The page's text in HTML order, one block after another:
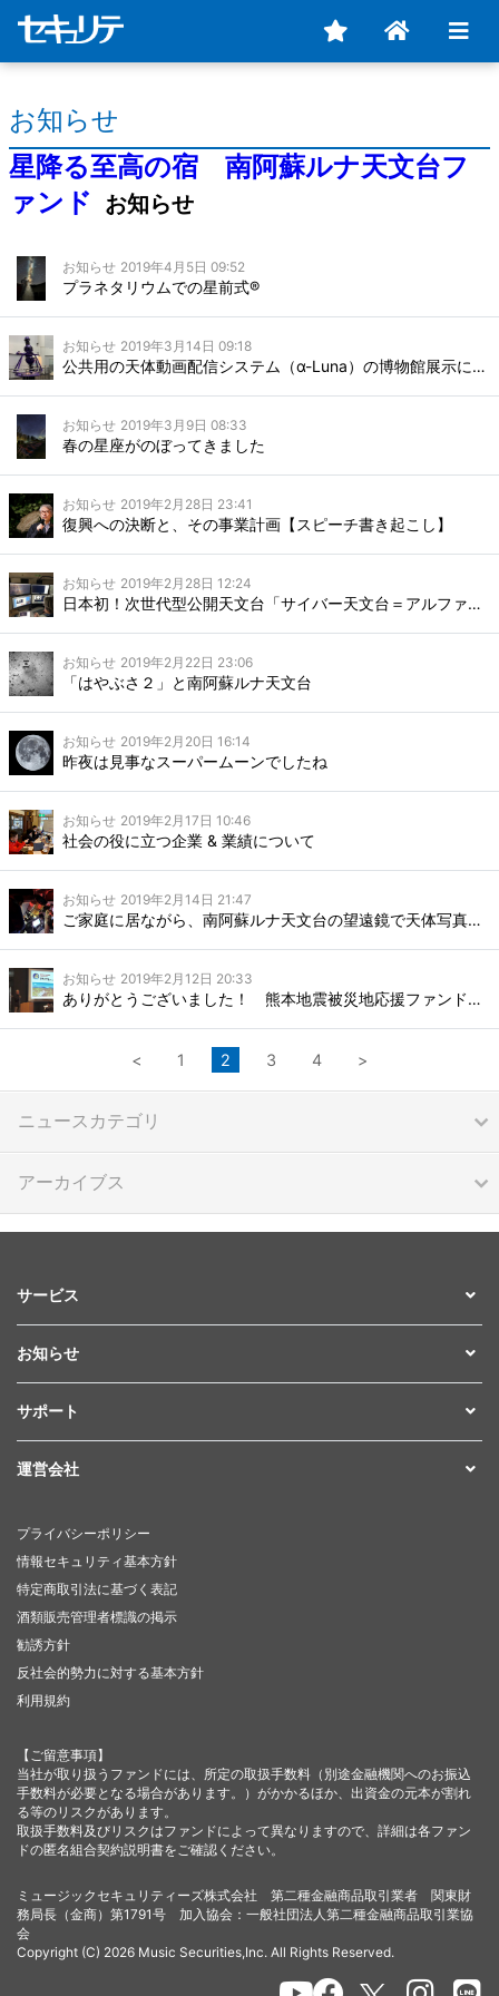
お知らせ
星降る至高の宿 南阿蘇ルナ天文台フ
ァンド
お知らせ
お知らせ 2019年4月5日 09:52
プラネタリウムでの星前式®
お知らせ 2019年3月14日 09:18
公共用の天体動画配信システム（α-Luna）の博物館展示に向けて
お知らせ 2019年3月9日 08:33
春の星座がのぼってきました
お知らせ 2019年2月28日 23:41
復興への決断と、その事業計画【スピーチ書き起こし】
お知らせ 2019年2月28日 12:24
日本初！次世代型公開天文台「サイバー天文台＝アルファ・ルナ システム」の実験始まる！
お知らせ 2019年2月22日 23:06
「はやぶさ２」と南阿蘇ルナ天文台
お知らせ 2019年2月20日 16:14
昨夜は見事なスーパームーンでしたね
お知らせ 2019年2月17日 10:46
社会の役に立つ企業 & 業績について
お知らせ 2019年2月14日 21:47
ご家庭に居ながら、南阿蘇ルナ天文台の望遠鏡で天体写真を！
お知らせ 2019年2月12日 20:33
ありがとうございました！ 熊本地震被災地応援ファンドセミナー（東京/大阪）
< 1 2 3 4 >
ニュースカテゴリ
アーカイブス
サービス
お知らせ
サポート
運営会社
プライバシーポリシー
情報セキュリティ基本方針
特定商取引法に基づく表記
酒類販売管理者標識の掲示
勧誘方針
反社会的勢力に対する基本方針
利用規約
【ご留意事項】
当社が取り扱うファンドには、所定の取扱手数料（別途金融機関へのお振込
手数料が必要となる場合があります。）がかかるほか、出資金の元本が割れ
る等のリスクがあります。
取扱手数料及びリスクはファンドによって異なりますので、詳細は各ファン
ドの匿名組合契約説明書をご確認ください。
ミュージックセキュリティーズ株式会社 第二種金融商品取引業者 関東財
務局長（金商）第1791号 加入協会：一般社団法人第二種金融商品取引業協
会
Copyright (C) 2026 Music Securities,Inc. All Rights Reserved.